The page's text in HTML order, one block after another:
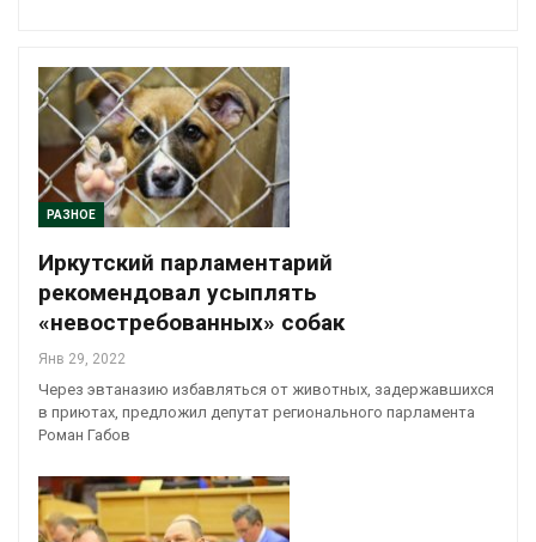
РАЗНОЕ
Иркутский парламентарий
рекомендовал усыплять
«невостребованных» собак
Янв 29, 2022
Через эвтаназию избавляться от животных, задержавшихся
в приютах, предложил депутат регионального парламента
Роман Габов